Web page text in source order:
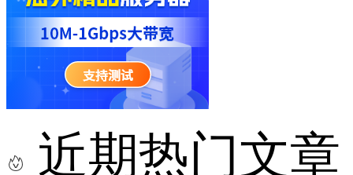
近期热门文章